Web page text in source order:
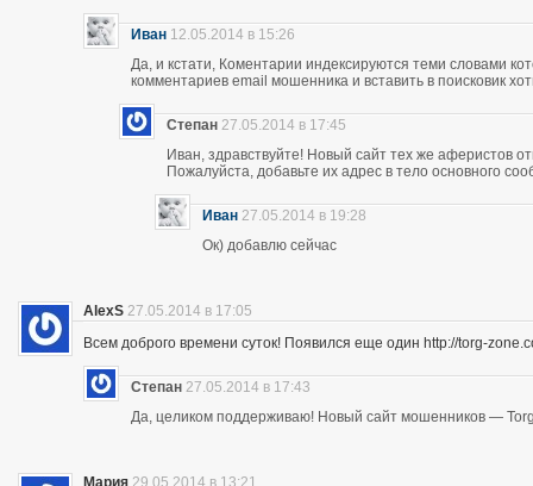
Иван 12.05.2014 в 15:26
Да, и кстати, Коментарии индексируются теми словами
комментариев email мошенника и вставить в поисковик
Степан 27.05.2014 в 17:45
Иван, здравствуйте! Новый сайт тех же аферистов
Пожалуйста, добавьте их адрес в тело основного
Иван 27.05.2014 в 19:28
Ок) добавлю сейчас
AlexS 27.05.2014 в 17:05
Всем доброго времени суток! Появился еще один http://torg-
Степан 27.05.2014 в 17:43
Да, целиком поддерживаю! Новый сайт мошенников —
Мария 29.05.2014 в 13:21